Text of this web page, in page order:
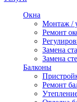
Окна
Монтаж /
Ремонт
Замена
Замена
Балконы
Ремонт